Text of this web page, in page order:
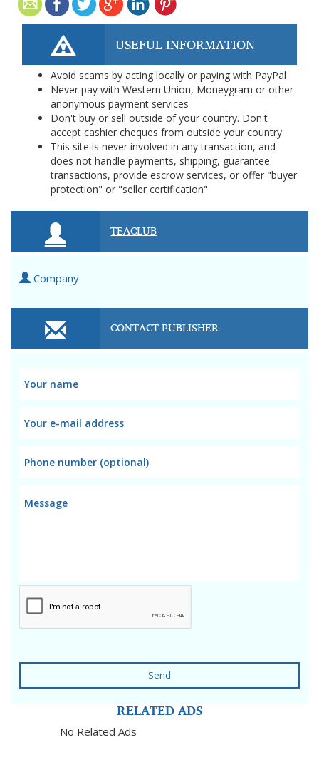
USEFUL INFORMATION
Avoid scams by acting locally or paying with PayPal
Never pay with Western Union, Moneygram or other
anonymous payment services
Don't buy or sell outside of your country. Don't
accept cashier cheques from outside your country
This site is never involved in any transaction, and
does not handle payments, shipping, guarantee
transactions, provide escrow services, or offer "buyer
protection" or "seller certification"
TEACLUB
Company
CONTACT PUBLISHER
Send
RELATED ADS
No Related Ads